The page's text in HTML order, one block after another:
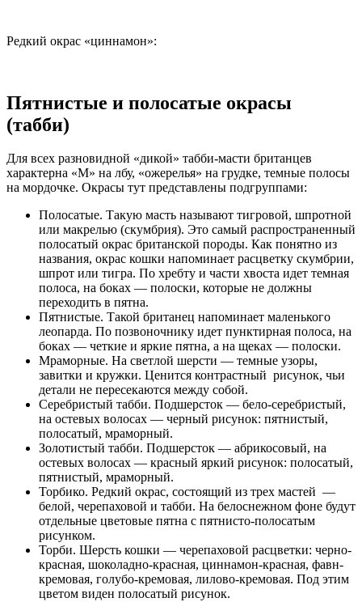
Редкий окрас «циннамон»:
Пятнистые и полосатые окрасы
(табби)
Для всех разновидной «дикой» табби-масти британцев
характерна «М» на лбу, «ожерелья» на грудке, темные полосы
на мордочке. Окрасы тут представлены подгруппами:
Полосатые. Такую масть называют тигровой, шпротной
или макрелью (скумбрия). Это самый распространенный
полосатый окрас британской породы. Как понятно из
названия, окрас кошки напоминает расцветку скумбрии,
шпрот или тигра. По хребту и части хвоста идет темная
полоса, на боках — полоски, которые не должны
переходить в пятна.
Пятнистые. Такой британец напоминает маленького
леопарда. По позвоночнику идет пунктирная полоса, на
боках — четкие и яркие пятна, а на щеках — полоски.
Мраморные. На светлой шерсти — темные узоры,
завитки и кружки. Ценится контрастный рисунок, чьи
детали не пересекаются между собой.
Серебристый табби. Подшерсток — бело-серебристый,
на остевых волосах — черный рисунок: пятнистый,
полосатый, мраморный.
Золотистый табби. Подшерсток — абрикосовый, на
остевых волосах — красный яркий рисунок: полосатый,
пятнистый, мраморный.
Торбико. Редкий окрас, состоящий из трех мастей —
белой, черепаховой и табби. На белоснежном фоне будут
отдельные цветовые пятна с пятнисто-полосатым
рисунком.
Торби. Шерсть кошки — черепаховой расцветки: черно-
красная, шоколадно-красная, циннамон-красная, фавн-
кремовая, голубо-кремовая, лилово-кремовая. Под этим
цветом виден полосатый рисунок.